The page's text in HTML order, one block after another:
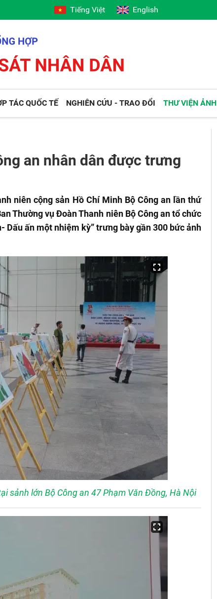
Tiếng Việt English
TÁC QUỐC TẾ NGHIÊN CỨU - TRAO ĐỔI THƯ VIỆN ẢNH
an nhân dân được trưng
niên cộng sản Hồ Chí Minh Bộ Công an lần thứ
Thường vụ Đoàn Thanh niên Bộ Công an tổ chức
Dấu ấn một nhiệm kỳ” trưng bày gần 300 bức ảnh
sảnh lớn Bộ Công an 47 Phạm Văn Đồng, Hà Nội